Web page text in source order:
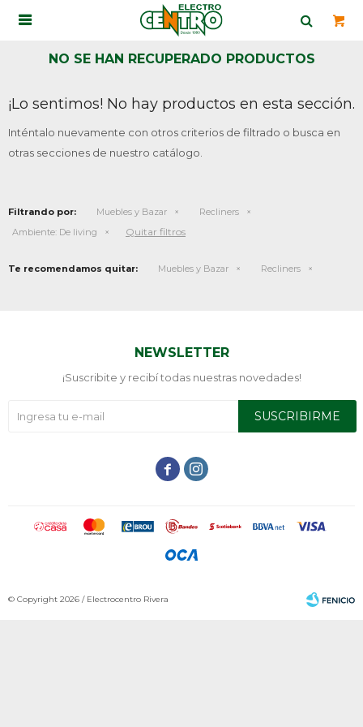

NO SE HAN RECUPERADO PRODUCTOS
¡Lo sentimos! No hay productos en esta sección.
Inténtalo nuevamente con otros criterios de filtrado o busca en
otras secciones de nuestro catálogo.
Filtrando por: Muebles y Bazar
Recliners
Ambiente: De living Quitar filtros
Te recomendamos quitar: Muebles y Bazar Recliners
NEWSLETTER
¡Suscribite y recibí todas nuestras novedades!
SUSCRIBIRME
 
© Copyright 2026 / Electrocentro Rivera